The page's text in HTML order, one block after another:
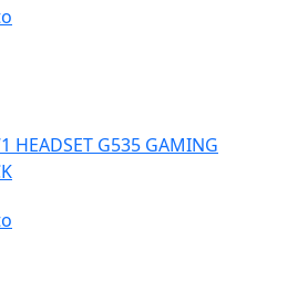
HEADSET G535 GAMING